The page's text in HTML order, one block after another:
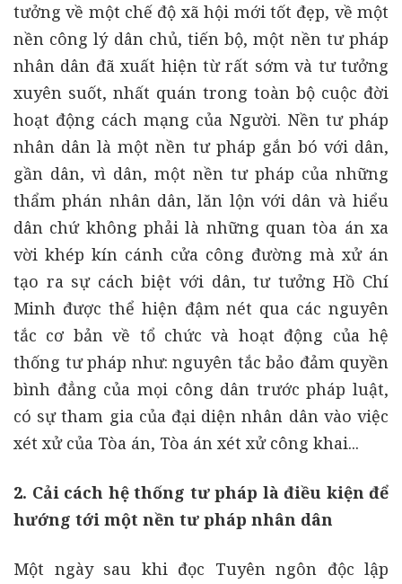
tưởng về một chế độ xã hội mới tốt đẹp, về một
nền công lý dân chủ, tiến bộ, một nền tư pháp
nhân dân đã xuất hiện từ rất sớm và tư tưởng
xuyên suốt, nhất quán trong toàn bộ cuộc đời
hoạt động cách mạng của Người. Nền tư pháp
nhân dân là một nền tư pháp gắn bó với dân,
gần dân, vì dân, một nền tư pháp của những
thẩm phán nhân dân, lăn lộn với dân và hiểu
dân chứ không phải là những quan tòa án xa
vời khép kín cánh cửa công đường mà xử án
tạo ra sự cách biệt với dân, tư tưởng Hồ Chí
Minh được thể hiện đậm nét qua các nguyên
tắc cơ bản về tổ chức và hoạt động của hệ
thống tư pháp như: nguyên tắc bảo đảm quyền
bình đẳng của mọi công dân trước pháp luật,
có sự tham gia của đại diện nhân dân vào việc
xét xử của Tòa án, Tòa án xét xử công khai...
2. Cải cách hệ thống tư pháp là điều kiện để
hướng tới một nền tư pháp nhân dân
Một ngày sau khi đọc Tuyên ngôn độc lập